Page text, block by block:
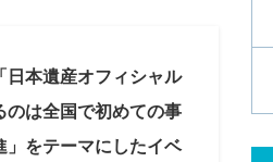
本遺産オフィシャル
は全国で初めての事
をテーマにしたイベ